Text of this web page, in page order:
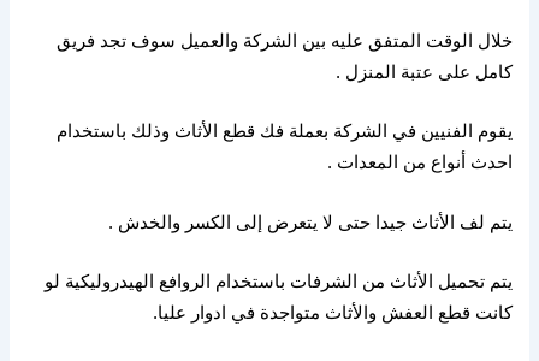
خلال الوقت المتفق عليه بين الشركة والعميل سوف تجد فريق
كامل على عتبة المنزل .
يقوم الفنيين في الشركة بعملة فك قطع الأثاث وذلك باستخدام
احدث أنواع من المعدات .
يتم لف الأثاث جيدا حتى لا يتعرض إلى الكسر والخدش .
يتم تحميل الأثاث من الشرفات باستخدام الروافع الهيدروليكية لو
كانت قطع العفش والأثاث متواجدة في ادوار عليا.